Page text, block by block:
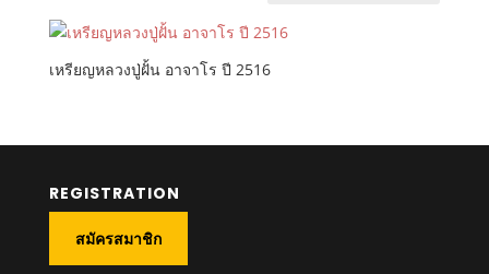
เหรียญหลวงปู่ฝั้น อาจาโร ปี 2516
REGISTRATION
สมัครสมาชิก